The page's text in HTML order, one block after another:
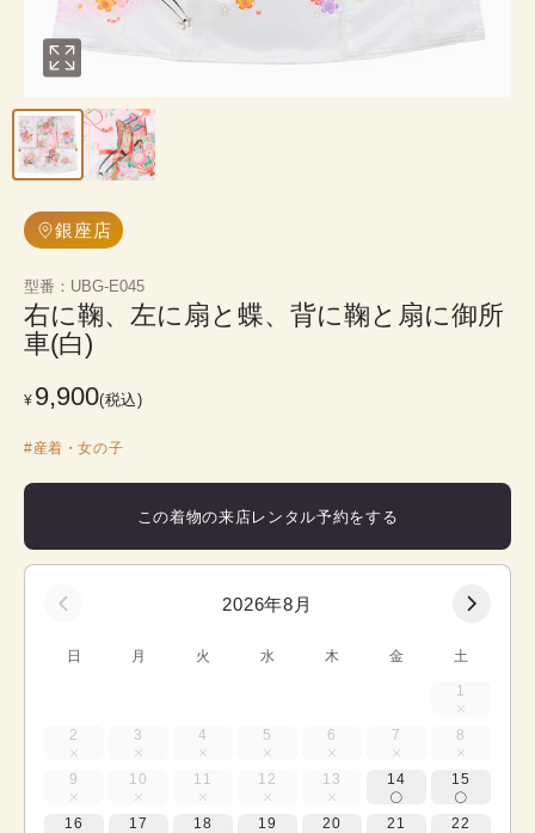
銀座店
型番 ： UBG-E045
右に鞠、左に扇と蝶、背に鞠と扇に御所
車(白)
¥ 9,900(税込)
#産着・女の子
この着物の来店レンタル予約をする
2026年8月
日 月 火 水 木 金 土
1
2 3 4 5 6 7 8
9 10 11 12 13 14 15
16 17 18 19 20 21 22